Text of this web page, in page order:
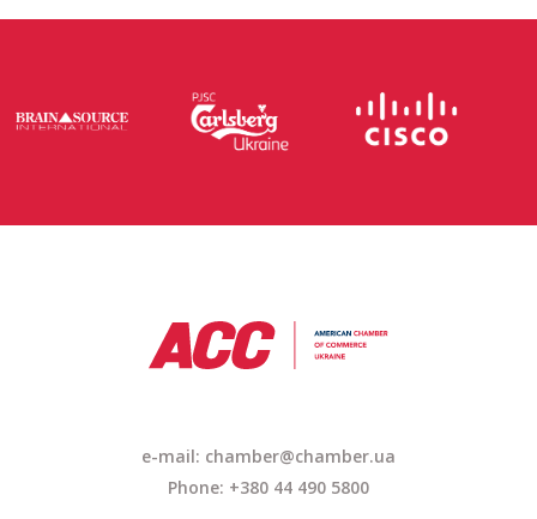
e-mail: chamber@chamber.ua
Phone: +380 44 490 5800